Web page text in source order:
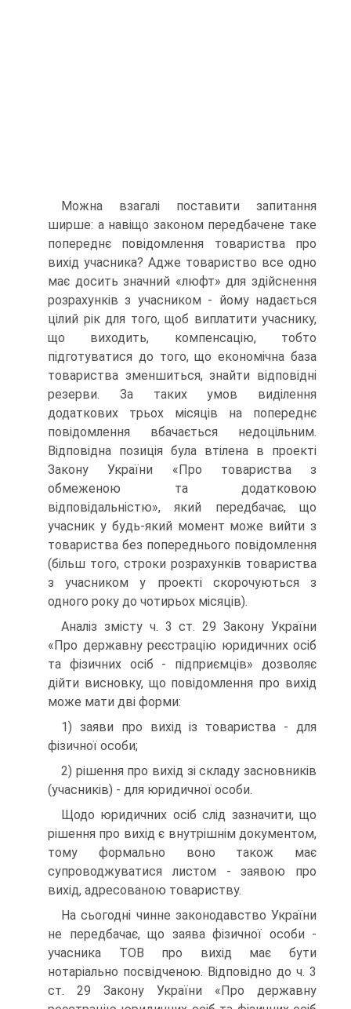
Можна взагалі поставити запитання
ширше: а навіщо законом передбачене таке
попереднє повідомлення товариства про
вихід учасника? Адже товариство все одно
має досить значний «люфт» для здійснення
розрахунків з учасником - йому надається
цілий рік для того, щоб виплатити учаснику,
що виходить, компенсацію, тобто
підготуватися до того, що економічна база
товариства зменшиться, знайти відповідні
резерви. За таких умов виділення
додаткових трьох місяців на попереднє
повідомлення вбачається недоцільним.
Відповідна позиція була втілена в проекті
Закону України «Про товариства з
обмеженою та додатковою
відповідальністю», який передбачає, що
учасник у будь-який момент може вийти з
товариства без попереднього повідомлення
(більш того, строки розрахунків товариства
з учасником у проекті скорочуються з
одного року до чотирьох місяців).
Аналіз змісту ч. 3 ст. 29 Закону України
«Про державну реєстрацію юридичних осіб
та фізичних осіб - підприємців» дозволяє
дійти висновку, що повідомлення про вихід
може мати дві форми:
1) заяви про вихід із товариства - для
фізичної особи;
2) рішення про вихід зі складу засновників
(учасників) - для юридичної особи.
Щодо юридичних осіб слід зазначити, що
рішення про вихід є внутрішнім документом,
тому формально воно також має
супроводжуватися листом - заявою про
вихід, адресованою товариству.
На сьогодні чинне законодавство України
не передбачає, що заява фізичної особи -
учасника ТОВ про вихід має бути
нотаріально посвідченою. Відповідно до ч. 3
ст. 29 Закону України «Про державну